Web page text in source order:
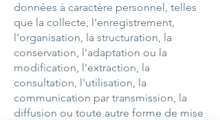
données à caractère personnel, telles
que la collecte, l'enregistrement,
l'organisation, la structuration, la
conservation, l'adaptation ou la
modification, l'extraction, la
consultation, l'utilisation, la
communication par transmission, la
diffusion ou toute autre forme de mise